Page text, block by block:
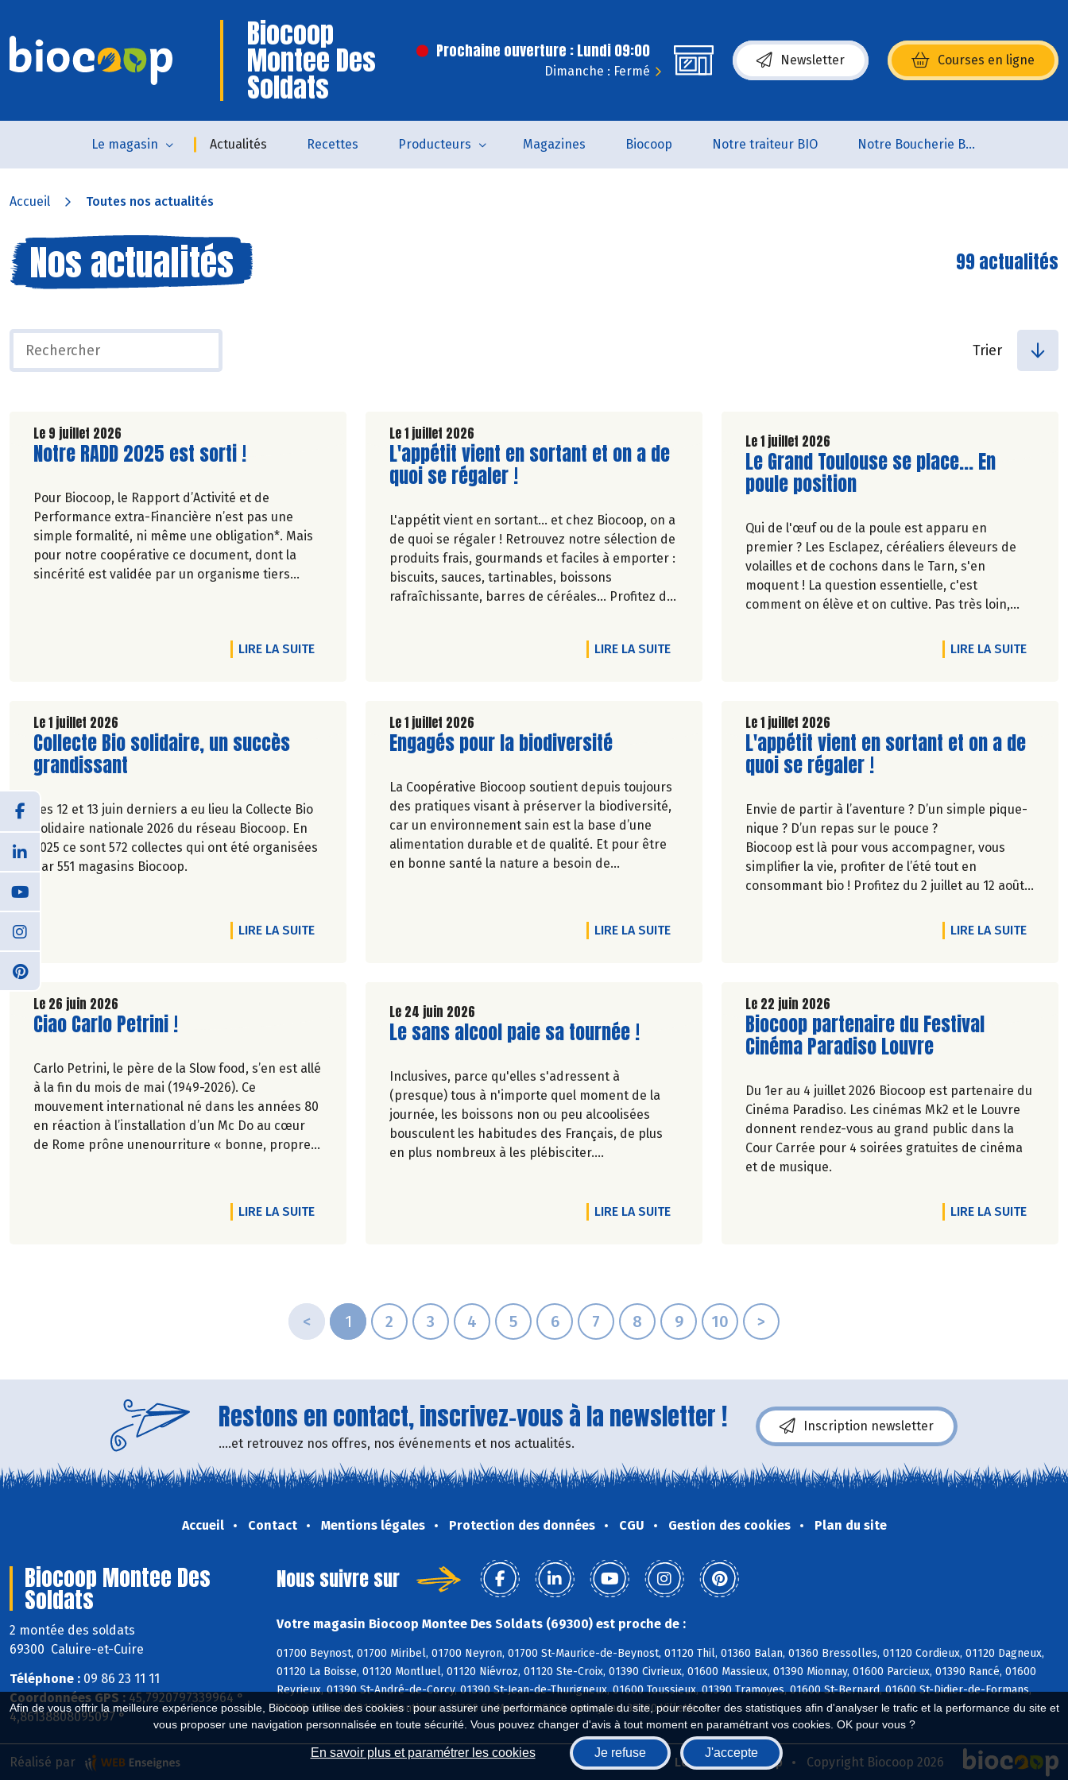
Afin de vous offrir la meilleure expérience possible, Biocoop utilise des cookies : pour assurer une performance optimale du site, pour récolter des statistiques afin d'analyser le trafic et la performance du site et
vous proposer une navigation personnalisée en toute sécurité. Vous pouvez changer d'avis à tout moment en paramétrant vos cookies. OK pour vous ?
En savoir plus et paramétrer les cookies Je refuse J'accepte
Biocoop
Montee Des
Soldats
Prochaine ouverture : Lundi 09:00
Dimanche : Fermé
Newsletter Courses en ligne
(s’ouvre dans une nouvelle fenêtre)
Le magasin Actualités Recettes Producteurs Magazines Biocoop Notre traiteur BIO Notre Boucherie BIO
Accueil Toutes nos actualités
Nos actualités 99 actualités
Trier
Le 9 juillet 2026
Lire la suite de l'article
Notre RADD 2025 est sorti !
Pour Biocoop, le Rapport d’Activité et de
Performance extra-Financière n’est pas une
simple formalité, ni même une obligation*. Mais
pour notre coopérative ce document, dont la
sincérité est validée par un organisme tiers
clients. Il contient un condensé des avancées
LIRE LA SUITEDE L'ARTICLE NOTRE RADD 2025 EST SORTI !
Le 1 juillet 2026
Lire la suite de l'article
L'appétit vient en sortant et on a de
quoi se régaler !
L'appétit vient en sortant... et chez Biocoop, on a
de quoi se régaler ! Retrouvez notre sélection de
produits frais, gourmands et faciles à emporter :
biscuits, sauces, tartinables, boissons
rafraîchissante, barres de céréales... Profitez de
LIRE LA SUITEDE L'ARTICLE L'APPÉTIT VIENT EN SORTANT ET ON A DE QUOI SE
Le 1 juillet 2026
Lire la suite de l'article
Le Grand Toulouse se place... En
poule position
Qui de l'œuf ou de la poule est apparu en
premier ? Les Esclapez, céréaliers éleveurs de
volailles et de cochons dans le Tarn, s'en
moquent ! La question essentielle, c'est
comment on élève et on cultive. Pas très loin,
est en phase. Comme dans les 19 magasins
Biocoop du Grand Toulouse. Ceux-là et d'autres
territoire. Nous y étions à la fin de l'hiver. Suivez-
nous.
Pascale Solana.
LIRE LA SUITEDE
Le 1 juillet 2026
Lire la suite de l'article
Collecte Bio solidaire, un succès
grandissant
Les 12 et 13 juin derniers a eu lieu la Collecte Bio
Solidaire nationale 2026 du réseau Biocoop. En
2025 ce sont 572 collectes qui ont été organisées
par 551 magasins Biocoop.
LIRE LA SUITEDE L'ARTICLE COLLECTE BIO SOLIDAIRE, UN SUCCÈS GRANDISSANT
Le 1 juillet 2026
Lire la suite de l'article
Engagés pour la biodiversité
La Coopérative Biocoop soutient depuis toujours
des pratiques visant à préserver la biodiversité,
car un environnement sain est la base d’une
alimentation durable et de qualité. Et pour être
en bonne santé la nature a besoin de
LIRE LA SUITEDE L'ARTICLE ENGAGÉS POUR LA BIODIVERSITÉ
Le 1 juillet 2026
Lire la suite de l'article
L'appétit vient en sortant et on a de
quoi se régaler !
Envie de partir à l’aventure ? D’un simple pique-
nique ? D’un repas sur le pouce ?
Biocoop est là pour vous accompagner, vous
simplifier la vie, profiter de l’été tout en
consommant bio ! Profitez du 2 juillet au 12 août
LIRE LA SUITEDE
Le 26 juin 2026
Lire la suite de l'article
Ciao Carlo Petrini !
Carlo Petrini, le père de la Slow food, s’en est allé
à la fin du mois de mai (1949-2026). Ce
mouvement international né dans les années 80
en réaction à l’installation d’un Mc Do au cœur
de Rome prône unenourriture « bonne, propre
àCulture Bioen 2018,et qui reste totalement
LIRE LA SUITEDE L'ARTICLE CIAO CARLO PETRINI !
Le 24 juin 2026
Lire la suite de l'article
Le sans alcool paie sa tournée !
Inclusives, parce qu'elles s'adressent à
(presque) tous à n'importe quel moment de la
journée, les boissons non ou peu alcoolisées
bousculent les habitudes des Français, de plus
en plus nombreux à les plébisciter.
LIRE LA SUITEDE L'ARTICLE LE SANS ALCOOL PAIE SA TOURNÉE !
Le 22 juin 2026
Lire la suite de l'article
Biocoop partenaire du Festival
Cinéma Paradiso Louvre
Du 1er au 4 juillet 2026 Biocoop est partenaire du
Cinéma Paradiso. Les cinémas Mk2 et le Louvre
donnent rendez-vous au grand public dans la
Cour Carrée pour 4 soirées gratuites de cinéma
et de musique.
LIRE LA SUITEDE
< 1 2 3 4 5 6 7 8 9 10 >
Restons en contact, inscrivez-vous à la newsletter !
....et retrouvez nos offres, nos événements et nos actualités.
Inscription newsletter
Accueil Contact Mentions légales Protection des données CGU Gestion des cookies Plan du site
Biocoop Montee Des
Soldats
2 montée des soldats
69300 Caluire-et-Cuire
Téléphone : 09 86 23 11 11
Coordonnées GPS : 45,7920797339964 ° ,
4,86138808095097 °
Nous suivre sur
Votre magasin Biocoop Montee Des Soldats (69300) est proche de :
01700 Beynost, 01700 Miribel, 01700 Neyron, 01700 St-Maurice-de-Beynost, 01120 Thil, 01360 Balan, 01360 Bressolles, 01120 Cordieux, 01120 Dagneux,
01120 La Boisse, 01120 Montluel, 01120 Niévroz, 01120 Ste-Croix, 01390 Civrieux, 01600 Massieux, 01390 Mionnay, 01600 Parcieux, 01390 Rancé, 01600
Reyrieux, 01390 St-André-de-Corcy, 01390 St-Jean-de-Thurigneux, 01600 Toussieux, 01390 Tramoyes, 01600 St-Bernard, 01600 St-Didier-de-Formans,
01600 Trévoux, 01390 Monthieux, 01390 St-Marcel, 38280 Janneyrias, 38280 Villette-d
Biocoop.fr Le réseau Biocoop Copyright Biocoop 2026
Réalisé par